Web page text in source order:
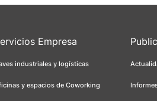
Empresa
industriales y logísticas
y espacios de Coworking